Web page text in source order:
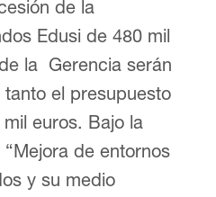
de la
Edusi de 480 mil
la Gerencia serán
el presupuesto
euros. Bajo la
de entornos
y su medio